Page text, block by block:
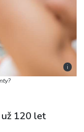
i
120 let